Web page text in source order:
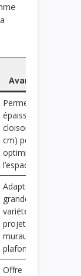
Avantage
Permet une
épaisseur de
cloison fine (5
cm) pour
optimiser
l’espace
Adapté à une
grande
variété de
projets
muraux et
plafonds
Offre